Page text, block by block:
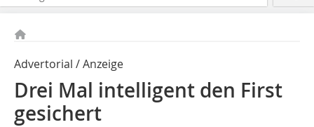
Advertorial / Anzeige
Drei Mal intelligent den First
gesichert